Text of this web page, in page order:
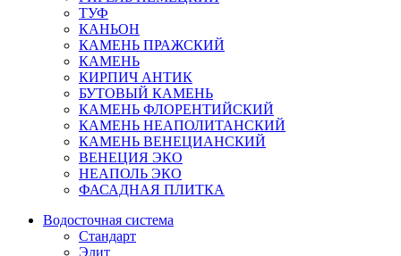
ТУФ
КАНЬОН
КАМЕНЬ ПРАЖСКИЙ
КАМЕНЬ
КИРПИЧ АНТИК
БУТОВЫЙ КАМЕНЬ
КАМЕНЬ ФЛОРЕНТИЙСКИЙ
КАМЕНЬ НЕАПОЛИТАНСКИЙ
КАМЕНЬ ВЕНЕЦИАНСКИЙ
ВЕНЕЦИЯ ЭКО
НЕАПОЛЬ ЭКО
ФАСАДНАЯ ПЛИТКА
Водосточная система
Стандарт
Элит